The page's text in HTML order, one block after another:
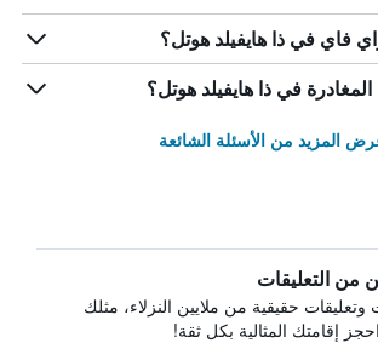
فاي في ذا هايفيلد هوتل؟
في ذا هايفيلد هوتل؟
المزيد من الأسئلة الشائعة
من التعليقات
وتعليقات حقيقية من ملايين النزلاء، مثلك
إقامتك المثالية بكل ثقة!